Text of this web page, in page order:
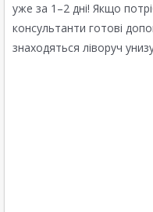
уже за 1–2 дні! Якщо
консультанти готові
знаходяться ліворуч